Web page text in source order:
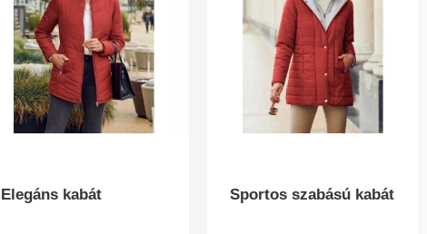
Elegáns kabát Sportos szabású kabát